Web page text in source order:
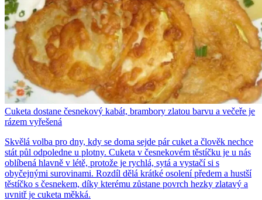
Cuketa dostane česnekový kabát, brambory zlatou barvu a večeře je
rázem vyřešená
Skvělá volba pro dny, kdy se doma sejde pár cuket a člověk nechce
stát půl odpoledne u plotny. Cuketa v česnekovém těstíčku je u nás
oblíbená hlavně v létě, protože je rychlá, sytá a vystačí si s
obyčejnými surovinami. Rozdíl dělá krátké osolení předem a hustší
těstíčko s česnekem, díky kterému zůstane povrch hezky zlatavý a
uvnitř je cuketa měkká.